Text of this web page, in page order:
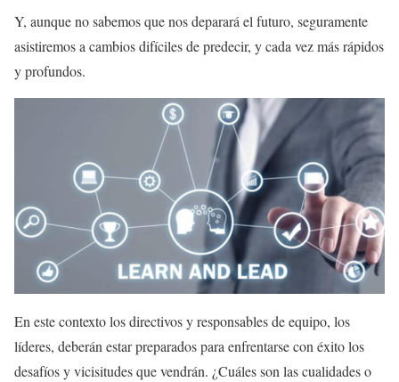
Y, aunque no sabemos que nos deparará el futuro, seguramente
asistiremos a cambios difíciles de predecir, y cada vez más rápidos
y profundos.
En este contexto los directivos y responsables de equipo, los
líderes, deberán estar preparados para enfrentarse con éxito los
desafíos y vicisitudes que vendrán. ¿Cuáles son las cualidades o